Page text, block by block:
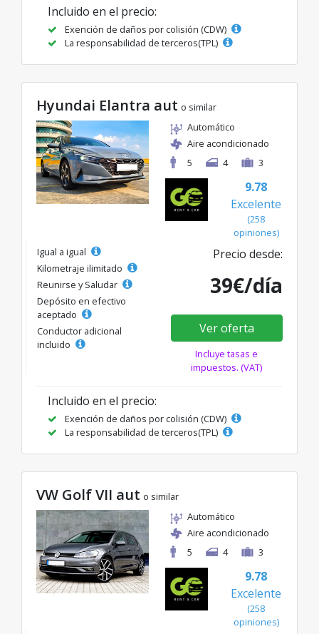
Incluido en el precio:
Exención de daños por colisión (CDW)
La responsabilidad de terceros(TPL)
Hyundai Elantra aut o similar
Automático
Aire acondicionado
5
4 3
9.78
Excelente
(258
opiniones)
Igual a igual
Kilometraje ilimitado
Reunirse y Saludar
Depósito en efectivo
aceptado
Conductor adicional
incluido
Precio desde:
39€/día
Ver oferta
Incluye tasas e
impuestos. (VAT)
Incluido en el precio:
Exención de daños por colisión (CDW)
La responsabilidad de terceros(TPL)
VW Golf VII aut o similar
Automático
Aire acondicionado
5
4 3
9.78
Excelente
(258
opiniones)